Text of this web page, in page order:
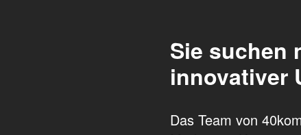
Sie suchen
innovativer
Das Team von